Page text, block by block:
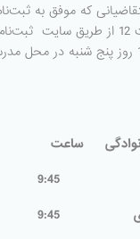
که موفق به
روز چهارشنبه ساعت 12 از طریق
ثبت‌نام از ساعت 12 روز پنج شنبه
ساعت
9:45
9:45